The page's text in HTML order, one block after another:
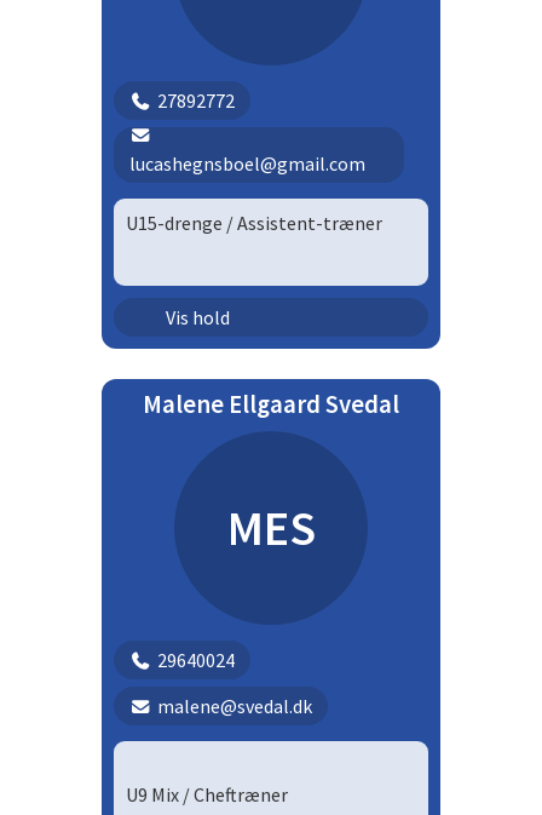
27892772
lucashegnsboel@gmail.com
U15-drenge / Assistent-træner
Vis hold
Ungdom - drenge | U15D
Malene Ellgaard Svedal
MES
29640024
malene@svedal.dk
U9 Mix / Cheftræner